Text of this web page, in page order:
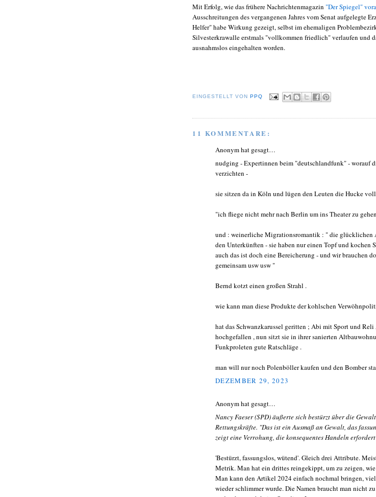
Mit Erfolg, wie das frühere Nachrichtenmagazin "Der Spiegel"
Ausschreitungen des vergangenen Jahres vom Senat aufgelegte
Helfer" habe Wirkung gezeigt, selbst im ehemaligen
Silvesterkrawalle erstmals "vollkommen friedlich" verlaufen und
ausnahmslos eingehalten worden.
EINGESTELLT VON PPQ
11 KOMMENTARE:
Anonym hat gesagt…
nudging - Expertinnen beim "deutschlandfunk" - worauf
verzichten -
sie sitzen da in Köln und lügen den Leuten die Hucke
"ich fliege nicht mehr nach Berlin um ins Theater zu
und : weinerliche Migrationsromantik : " die glücklichen
den Unterkünften - sie haben nur einen Topf und kochen
auch das ist doch eine Bereicherung - und wir brauchen
gemeinsam usw usw "
Bernd kotzt einen großen Strahl .
wie kann man diese Produkte der kohlschen
hat das Schwanzkarussel geritten ; Abi mit Sport und
hochgefallen , nun sitzt sie in ihrer sanierten
Funkproleten gute Ratschläge .
man will nur noch Polenböller kaufen und den Bomber
DEZEMBER 29, 2023
Anonym hat gesagt…
Nancy Faeser (SPD) äußerte sich bestürzt über die
Rettungskräfte. "Das ist ein Ausmaß an Gewalt, das
zeigt eine Verrohung, die konsequentes Handeln
'Bestürzt, fassungslos, wütend'. Gleich drei Attribute.
Metrik. Man hat ein drittes reingekippt, um zu zeigen, wie
Man kann den Artikel 2024 einfach nochmal bringen,
wieder schlimmer wurde. Die Namen braucht man nicht